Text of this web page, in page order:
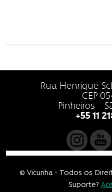
d
Rua Henrique
CEP
Pinheiros -
+55 11
© Vicunha - Todos os
Suporte?